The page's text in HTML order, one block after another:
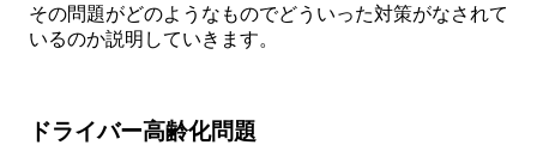
その問題がどのようなものでどういった対策がなされて
いるのか説明していきます。
ドライバー高齢化問題